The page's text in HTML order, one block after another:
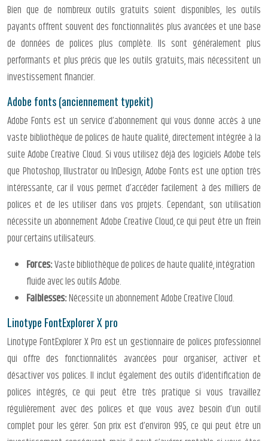
Bien que de nombreux outils gratuits soient disponibles, les outils
payants offrent souvent des fonctionnalités plus avancées et une base
de données de polices plus complète. Ils sont généralement plus
performants et plus précis que les outils gratuits, mais nécessitent un
investissement financier.
Adobe fonts (anciennement typekit)
Adobe Fonts est un service d’abonnement qui vous donne accès à une
vaste bibliothèque de polices de haute qualité, directement intégrée à la
suite Adobe Creative Cloud. Si vous utilisez déjà des logiciels Adobe tels
que Photoshop, Illustrator ou InDesign, Adobe Fonts est une option très
intéressante, car il vous permet d’accéder facilement à des milliers de
polices et de les utiliser dans vos projets. Cependant, son utilisation
nécessite un abonnement Adobe Creative Cloud, ce qui peut être un frein
pour certains utilisateurs.
Forces:Vaste bibliothèque de polices de haute qualité, intégration
fluide avec les outils Adobe.
Faiblesses:Nécessite un abonnement Adobe Creative Cloud.
Linotype FontExplorer X pro
Linotype FontExplorer X Pro est un gestionnaire de polices professionnel
qui offre des fonctionnalités avancées pour organiser, activer et
désactiver vos polices. Il inclut également des outils d’identification de
polices intégrés, ce qui peut être très pratique si vous travaillez
régulièrement avec des polices et que vous avez besoin d’un outil
complet pour les gérer. Son prix est d’environ 99$, ce qui peut être un